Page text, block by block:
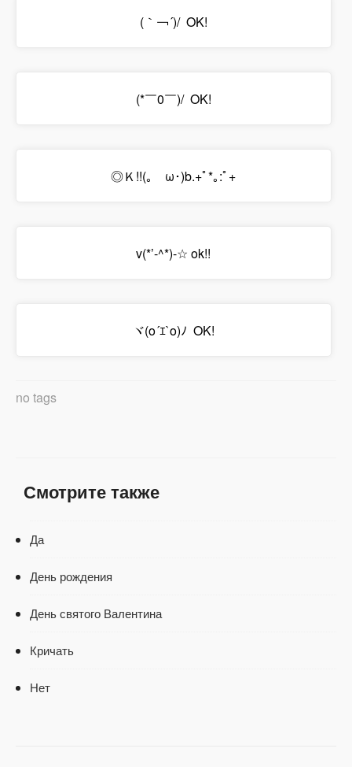
(｀￢´)/ OK!
(*￣0￣)/ OK!
◎Ｋ!!(｡ゝω･)b.+ﾟ*｡:ﾟ+
v(*’-^*)-☆ ok!!
ヾ(o´ｴ`o)ﾉ OK!
no tags
Смотрите также
Да
День рождения
День святого Валентина
Кричать
Нет